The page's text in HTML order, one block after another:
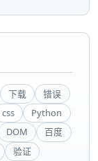
下载
错误
css
Python
DOM
百度
验证